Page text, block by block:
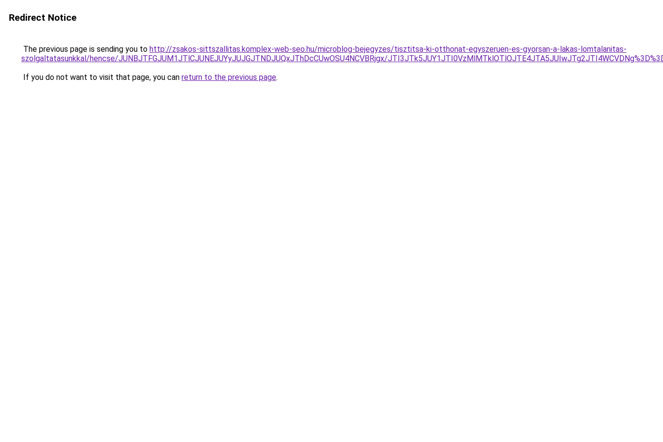
Redirect Notice
The previous page is sending you to http://zsakos-sittszallitas.komplex-web-seo.hu/microblog-bejegyzes/tisztitsa-ki-otthonat-egyszeruen-es-gyorsan-a-lakas-lomtalanitas-
szolgaltatasunkkal/hencse/JUNBJTFGJUM1JTlCJUNEJUYyJUJGJTNDJUQxJThDcCUwOSU4NCVBRjgx/
If you do not want to visit that page, you can return to the previous page.